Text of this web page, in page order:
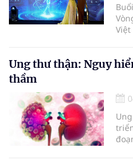
sắc
Ung thư thận: Nguy
thầm